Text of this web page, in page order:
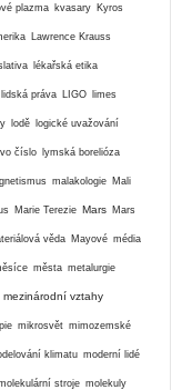
plazma kvasary Kyros
Lawrence Krauss
lékařská etika
lidská práva LIGO limes
lodě logické uvažování
číslo lymská borelióza
malakologie Mali
Marie Terezie Mars Mars
věda Mayové média
města metalurgie
mezinárodní vztahy
mikrosvět mimozemské
klimatu moderní lidé
stroje molekuly